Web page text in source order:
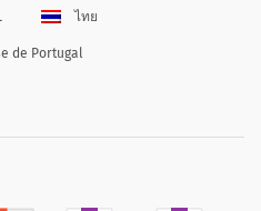
ไทย
de Portugal